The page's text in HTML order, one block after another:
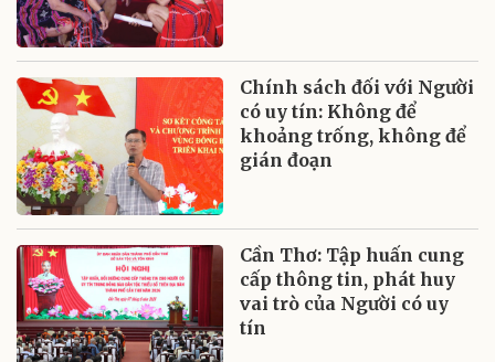
Chính sách đối với Người
có uy tín: Không để
khoảng trống, không để
gián đoạn
Cần Thơ: Tập huấn cung
cấp thông tin, phát huy
vai trò của Người có uy
tín